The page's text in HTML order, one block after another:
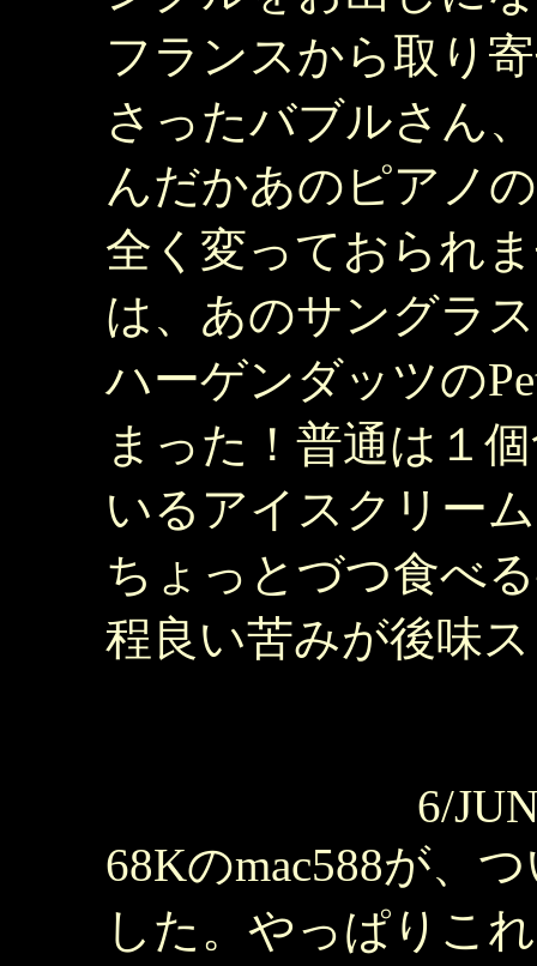
フランスから取り
さったバブルさん
んだかあのピアノ
全く変っておられ
は、あのサングラ
ハーゲンダッツの
まった！普通は１
いるアイスクリー
ちょっとづつ食べ
程良い苦みが後味
6/
68Kのmac588が、
した。やっぱりこ